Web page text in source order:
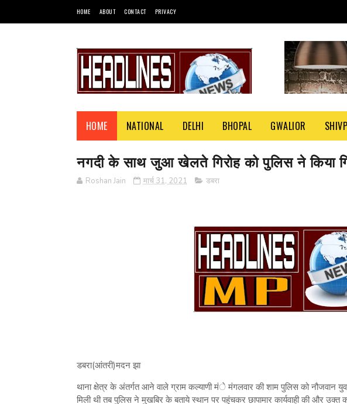
HOME ABOUT CONTACT PRIVACY
HOME NATIONAL DELHI BHOPAL GWALIOR
नगदी के साथ जुआ खेलते गिरोह को पुलिस ने किया
Roshan Jain मार्च 31, 2021 डबरा
डबरा(आंतरी)मदन झा
थाना क्षेत्र के अंतर्गत आने वाले ग्राम कल्याणी मंे मंगलवार की शाम पुलिस को नौजवान
मिली थी तब पुलिस ने मुखबिर के बताये स्थान पर पहुंचकर छापामार कार्यवाही की और उक्त